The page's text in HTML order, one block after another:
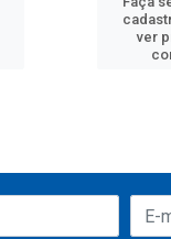
ver